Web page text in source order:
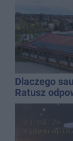
Dlaczego
Ratusz